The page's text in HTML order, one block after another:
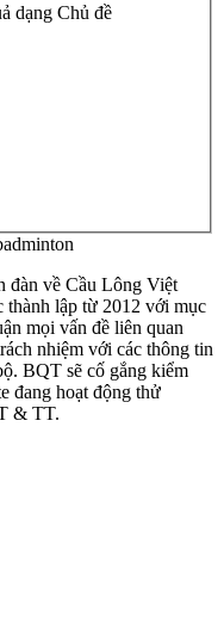
dạng Chủ đề
đàn về Cầu Lông Việt
lập từ 2012 với mục
mọi vấn đề liên quan
nhiệm với các thông tin
BQT sẽ cố gắng kiểm
đang hoạt động thử
& TT.